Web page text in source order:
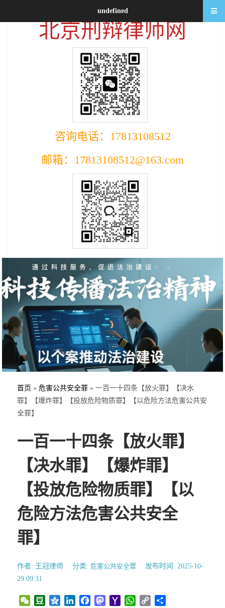
北京刑辩律师网
咨询电话：17813108512
邮箱：17813108512@163.com
首页 »危害公共安全罪 »一百一十四条【放火罪】【决水
罪】【爆炸罪】【投放危险物质罪】【以危险方法危害公共安
全罪】
一百一十四条【放火罪】
【决水罪】【爆炸罪】
【投放危险物质罪】【以
危险方法危害公共安全
罪】
作者: 王冠律师 分类:危害公共安全罪
发布时间: 2025-10-
29 09:31
W
D
W
undefined